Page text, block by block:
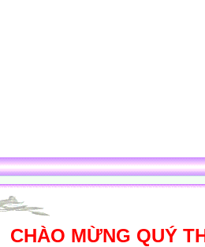
CHÀO MỪNG QUÝ